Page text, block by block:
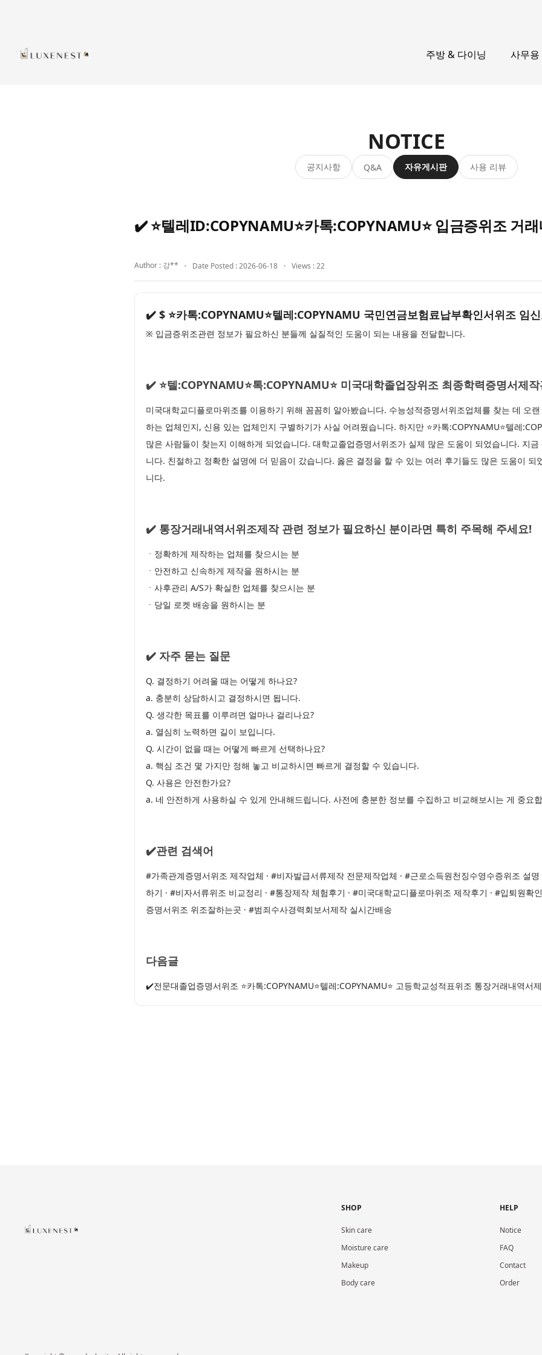
주방 & 다이닝 사무
NOTICE
공지사항 Q&A 자유게시판 사용 리뷰
✔️ ⭐텔레ID:COPYNAMU⭐카톡:COPYNAMU⭐ 입금증위조 거
Author : 강** Date Posted : 2026-06-18 Views : 22
✔️ $ ⭐카톡:COPYNAMU⭐텔레:COPYNAMU 국민연금보험료납부확인서위조 임
※ 입금증위조관련 정보가 필요하신 분들께 실질적인 도움이 되는 내용을 전달합니다.
✔️ ⭐텔:COPYNAMU⭐톡:COPYNAMU⭐ 미국대학졸업장위조 최종학력증명서제
미국대학교디플로마위조를 이용하기 위해 꼼꼼히 알아봤습니다. 수능성적증명서위조업체를 찾는 데 오
하는 업체인지, 신용 있는 업체인지 구별하기가 사실 어려웠습니다. 하지만 ⭐카톡:COPYNAMU⭐텔레
많은 사람들이 찾는지 이해하게 되었습니다. 대학교졸업증명서위조가 실제 많은 도움이 되었습니다. 지
니다. 친절하고 정확한 설명에 더 믿음이 갔습니다. 옳은 결정을 할 수 있는 여러 후기들도 많은 도움이 되
니다.
✔️ 통장거래내역서위조제작 관련 정보가 필요하신 분이라면 특히 주목해 주세요!
ㆍ정확하게 제작하는 업체를 찾으시는 분
ㆍ안전하고 신속하게 제작을 원하시는 분
ㆍ사후관리 A/S가 확실한 업체를 찾으시는 분
ㆍ당일 로켓 배송을 원하시는 분
✔️ 자주 묻는 질문
Q. 결정하기 어려울 때는 어떻게 하나요?
a. 충분히 상담하시고 결정하시면 됩니다.
Q. 생각한 목표를 이루려면 얼마나 걸리나요?
a. 열심히 노력하면 길이 보입니다.
Q. 시간이 없을 때는 어떻게 빠르게 선택하나요?
a. 핵심 조건 몇 가지만 정해 놓고 비교하시면 빠르게 결정할 수 있습니다.
Q. 사용은 안전한가요?
a. 네 안전하게 사용하실 수 있게 안내해드립니다. 사전에 충분한 정보를 수집하고 비교해보시는 게 중요
✔️관련 검색어
#가족관계증명서위조 제작업체 · #비자발급서류제작 전문제작업체 · #근로소득원천징수영수증위조 설
하기 · #비자서류위조 비교정리 · #통장제작 체험후기 · #미국대학교디플로마위조 제작후기 · #입퇴원확
증명서위조 위조잘하는곳 · #범죄수사경력회보서제작 실시간배송
다음글
✔️전문대졸업증명서위조 ⭐카톡:COPYNAMU⭐텔레:COPYNAMU⭐ 고등학교성적표위조 통장거래내역서
SHOP
Skin care
Moisture care
Makeup
Body care
HELP
Notice
FAQ
Contact
Order